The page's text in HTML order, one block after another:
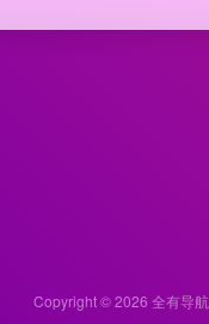
Copyright © 2026 全有导航